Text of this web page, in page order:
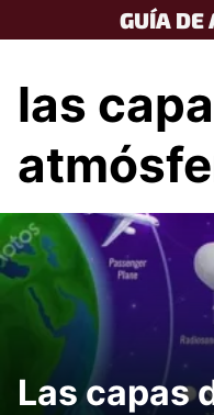
to
GUÍA DE
las
Las capas